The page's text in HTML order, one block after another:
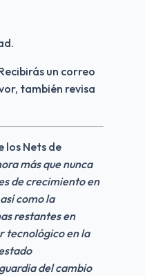
un correo
también revisa
los Nets de
más que nunca
de crecimiento en
como la
restantes en
tecnológico en la
del cambio